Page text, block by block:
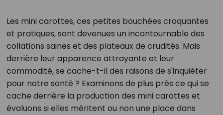
Les mini carottes, ces petites bouchées croquantes
et pratiques, sont devenues un incontournable des
collations saines et des plateaux de crudités. Mais
derrière leur apparence attrayante et leur
commodité, se cache-t-il des raisons de s'inquiéter
pour notre santé ? Examinons de plus près ce qui se
cache derrière la production des mini carottes et
évaluons si elles méritent ou non une place dans